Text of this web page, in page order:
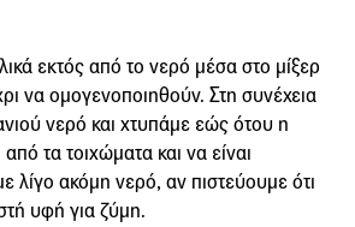
εκτός από το νερό μέσα στο μίξερ
να ομογενοποιηθούν. Στη συνέχεια
νερό και χτυπάμε εώς ότου η
τα τοιχώματα και να είναι
λίγο ακόμη νερό, αν πιστεύουμε ότι
υφή για ζύμη.